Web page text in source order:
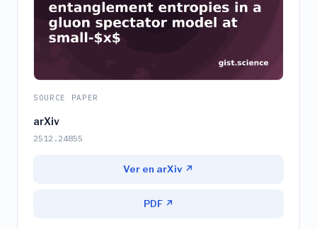
SOURCE PAPER
arXiv
2512.24855
Ver en arXiv ↗
PDF ↗